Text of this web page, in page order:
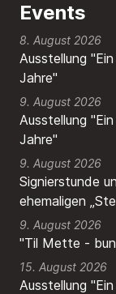
Events
8. August 2026
Ausstellung
Jahre"
9. August 2026
Ausstellung
Jahre"
9. August 2026
Signierstunde
ehemaligen
9. August 2026
"Til Mette -
15. August 2026
Ausstellung